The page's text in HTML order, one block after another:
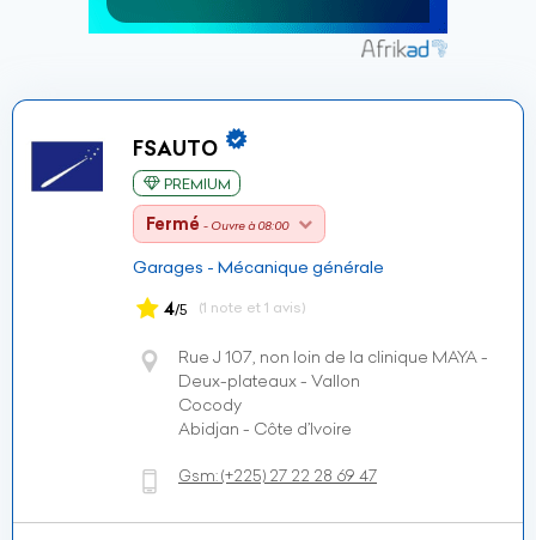
FSAUTO
PREMIUM
Fermé - Ouvre à 08:00
Garages - Mécanique générale
4/5 (1 note et 1 avis)
Rue J 107, non loin de la clinique MAYA -
Deux-plateaux - Vallon
Cocody
Abidjan - Côte d’Ivoire
Gsm:(+225) 27 22 28 69 47